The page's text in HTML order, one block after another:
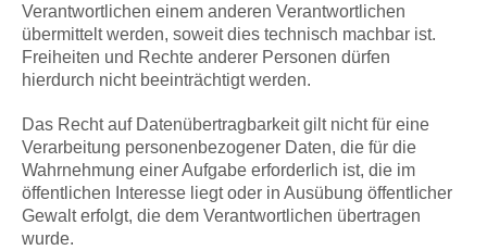
Verantwortlichen einem anderen Verantwortlichen
übermittelt werden, soweit dies technisch machbar ist.
Freiheiten und Rechte anderer Personen dürfen
hierdurch nicht beeinträchtigt werden.
Das Recht auf Datenübertragbarkeit gilt nicht für eine
Verarbeitung personenbezogener Daten, die für die
Wahrnehmung einer Aufgabe erforderlich ist, die im
öffentlichen Interesse liegt oder in Ausübung öffentlicher
Gewalt erfolgt, die dem Verantwortlichen übertragen
wurde.